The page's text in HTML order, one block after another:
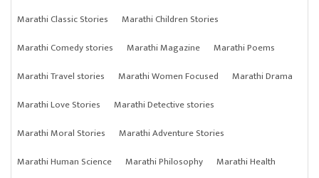
Marathi Classic Stories
Marathi Children Stories
Marathi Comedy stories
Marathi Magazine
Marathi Poems
Marathi Travel stories
Marathi Women Focused
Marathi Drama
Marathi Love Stories
Marathi Detective stories
Marathi Moral Stories
Marathi Adventure Stories
Marathi Human Science
Marathi Philosophy
Marathi Health